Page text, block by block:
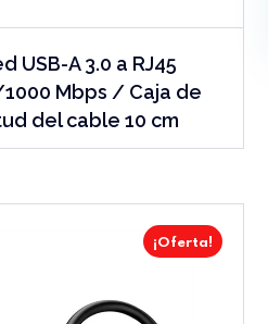
USB-A 3.0 a RJ45
Mbps / Caja de
del cable 10 cm
¡Oferta!